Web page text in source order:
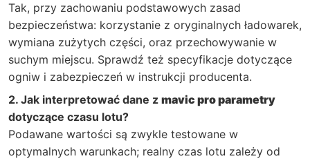
Tak, przy zachowaniu podstawowych zasad
bezpieczeństwa: korzystanie z oryginalnych ładowarek,
wymiana zużytych części, oraz przechowywanie w
suchym miejscu. Sprawdź też specyfikacje dotyczące
ogniw i zabezpieczeń w instrukcji producenta.
2. Jak interpretować dane z mavic pro parametry
dotyczące czasu lotu?
Podawane wartości są zwykle testowane w
optymalnych warunkach; realny czas lotu zależy od